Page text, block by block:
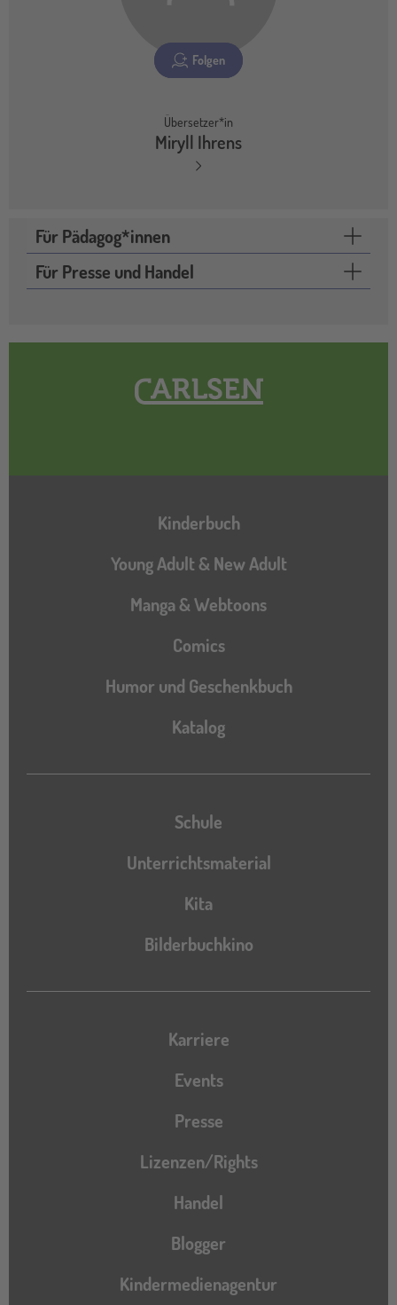
Folgen
Übersetzer*in
Miryll Ihrens
Für Pädagog*innen
Für Presse und Handel
Hauptnavigation
Kinderbuch
Young Adult & New Adult
Manga & Webtoons
Comics
Humor und Geschenkbuch
Katalog
Katalog
Schule
Unterrichtsmaterial
Kita
Bilderbuchkino
Karriere
Events
Presse
Lizenzen/Rights
Handel
Blogger
Kindermedienagentur